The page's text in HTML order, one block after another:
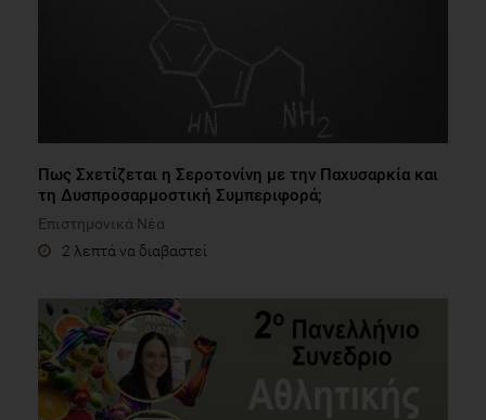
Πως Σχετίζεται η Σεροτονίνη με την Παχυσαρκία και
τη Δυσπροσαρμοστική Συμπεριφορά;
Επιστημονικά Νέα
2 λεπτά να διαβαστεί